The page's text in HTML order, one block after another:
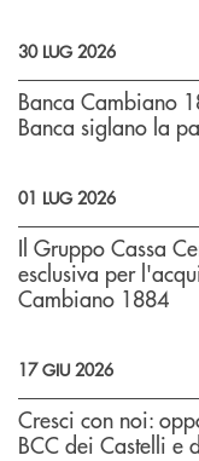
30 LUG 2026
Banca Cambiano
Banca siglano la
01 LUG 2026
Il Gruppo Cassa
esclusiva per
Cambiano 1884
17 GIU 2026
Cresci con noi:
BCC dei Castelli e